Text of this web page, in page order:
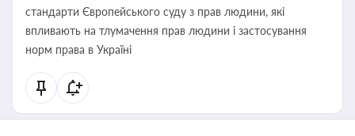
стандарти Європейського суду з прав людини, які
впливають на тлумачення прав людини і застосування
норм права в Україні